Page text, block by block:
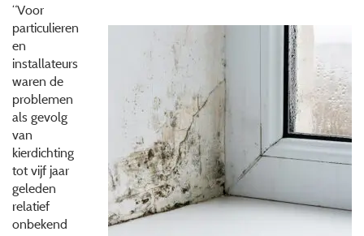
“Voor
particulieren
en
installateurs
waren de
problemen
als gevolg
van
kierdichting
tot vijf jaar
geleden
relatief
onbekend